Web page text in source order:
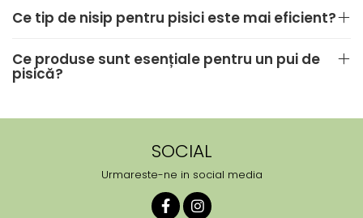
Ce tip de nisip pentru pisici este mai eficient?
Ce produse sunt esențiale pentru un pui de
pisică?
SOCIAL
Urmareste-ne in social media